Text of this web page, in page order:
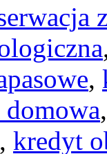
,
, kredyt